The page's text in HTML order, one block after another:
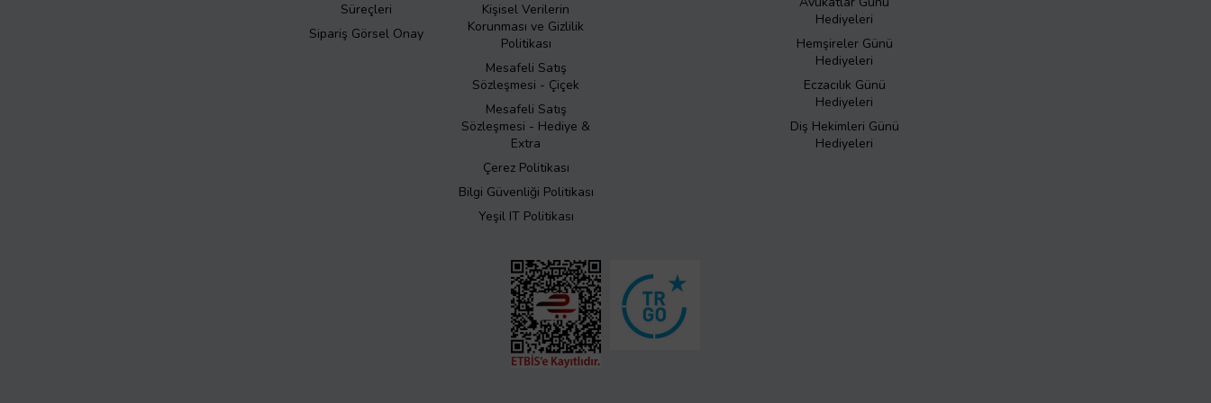
Süreçleri
Sipariş Görsel Onay
Kişisel Verilerin
Korunması ve Gizlilik
Politikası
Mesafeli Satış
Sözleşmesi - Çiçek
Mesafeli Satış
Sözleşmesi - Hediye &
Extra
Çerez Politikası
Bilgi Güvenliği Politikası
Yeşil IT Politikası
Hediyeleri
Hemşireler Günü
Hediyeleri
Eczacılık Günü
Hediyeleri
Diş Hekimleri Günü
Hediyeleri